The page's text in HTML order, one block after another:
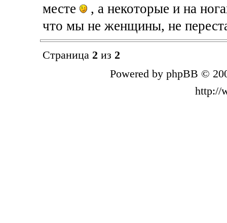
месте
, а некоторые и на
что мы не женщины, не
Страница 2 из 2
Powered by phpBB ©
http://